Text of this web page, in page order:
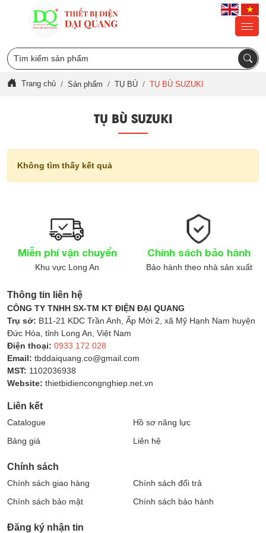
Trang chủ Sản phẩm TỤ BÙ TỤ BÙ SUZUKI
TỤ BÙ SUZUKI
Không tìm thấy kết quả
Miễn phí vận chuyển
Khu vực Long An
Chính sách bảo hành
Bảo hành theo nhà sản xuất
Thông tin liên hệ
CÔNG TY TNHH SX-TM KT ĐIỆN ĐẠI QUANG
Trụ sở: B11-21 KDC Trần Anh, Ấp Mới 2, xã Mỹ Hạnh Nam huyện
Đức Hòa, tỉnh Long An, Việt Nam
Điện thoại: 0933 172 028
Email: tbddaiquang.co@gmail.com
MST: 1102036938
Website: thietbidiencongnghiep.net.vn
Liên kết
Catalogue
Hồ sơ năng lực
Bảng giá
Liên hệ
Chính sách
Chính sách giao hàng
Chính sách đổi trả
Chính sách bảo mật
Chính sách bảo hành
Đăng ký nhận tin